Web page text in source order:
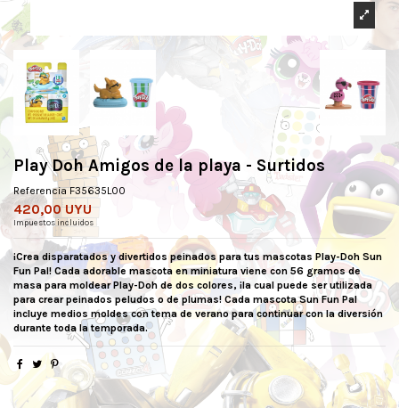
Play Doh Amigos de la playa - Surtidos
Referencia F35635L00
420,00 UYU
Impuestos incluidos
¡Crea disparatados y divertidos peinados para tus mascotas Play-Doh Sun
Fun Pal! Cada adorable mascota en miniatura viene con 56 gramos de
masa para moldear Play-Doh de dos colores, ¡la cual puede ser utilizada
para crear peinados peludos o de plumas! Cada mascota Sun Fun Pal
incluye medios moldes con tema de verano para continuar con la diversión
durante toda la temporada.